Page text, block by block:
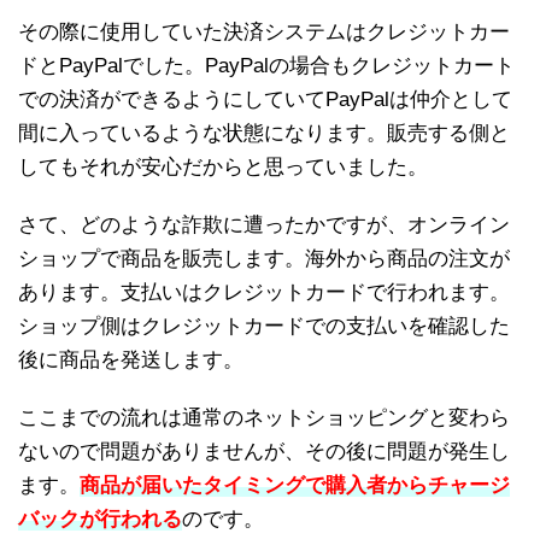
その際に使用していた決済システムはクレジットカー
ドとPayPalでした。PayPalの場合もクレジットカート
での決済ができるようにしていてPayPalは仲介として
間に入っているような状態になります。販売する側と
してもそれが安心だからと思っていました。
さて、どのような詐欺に遭ったかですが、オンライン
ショップで商品を販売します。海外から商品の注文が
あります。支払いはクレジットカードで行われます。
ショップ側はクレジットカードでの支払いを確認した
後に商品を発送します。
ここまでの流れは通常のネットショッピングと変わら
ないので問題がありませんが、その後に問題が発生し
ます。 商品が届いたタイミングで購入者からチャージ
バックが行われるのです。